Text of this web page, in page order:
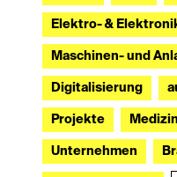
Elektro- &
Maschinen- und
Digitalisierung
Projekte
Unternehmen